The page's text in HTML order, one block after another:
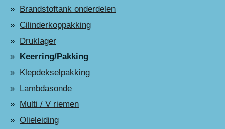
Brandstoftank onderdelen
Cilinderkoppakking
Druklager
Keerring/Pakking
Klepdekselpakking
Lambdasonde
Multi / V riemen
Olieleiding